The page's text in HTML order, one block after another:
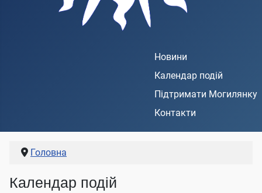
Новини
Календар подій
Підтримати Могилянку
Контакти
Головна
Календар подій